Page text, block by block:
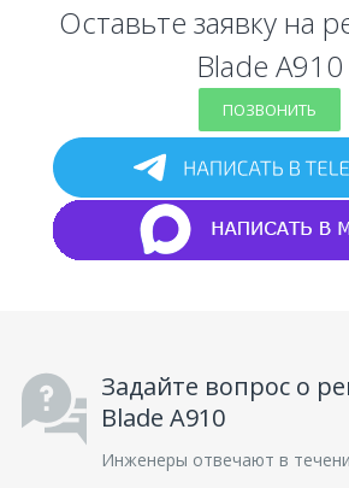
Оставьте заявку на
Blade A910
ПОЗВОНИТЬ
Задайте вопрос о
Blade A910
Инженеры отвечают в